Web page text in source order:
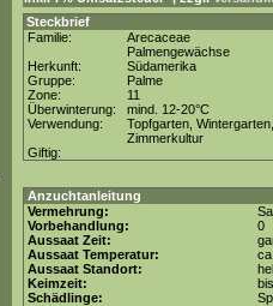
Steckbrief
Familie:
Arecaceae
Palmengewächse
Herkunft:
Südamerika
Gruppe:
Palme
Zone:
11
Überwinterung:
mind. 12-20°C
Verwendung:
Topfgarten, Wintergarten,
Zimmerkultur
Giftig:
Anzuchtanleitung
Vermehrung:
Vorbehandlung:
0
Aussaat Zeit:
Aussaat Temperatur:
Aussaat Standort:
Keimzeit:
Schädlinge: